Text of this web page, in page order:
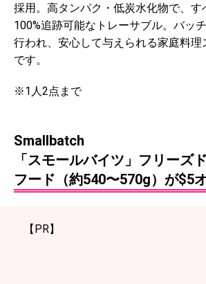
採用。高タンパク・低炭水化物で、す
100%追跡可能なトレーサブル。バッ
行われ、安心して与えられる家庭料理
です。
※1人2点まで
Smallbatch
「スモールバイツ」フリーズ
フード（約540〜570g）が$5
【PR】